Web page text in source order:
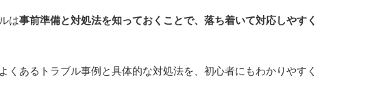
は事前準備と対処法を知っておくことで、落ち着いて対応しやすく
くあるトラブル事例と具体的な対処法を、初心者にもわかりやすく